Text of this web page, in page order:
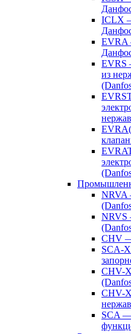
ICLX
EVRA
EVRS
из
NRVA
NRVS
CHV
SCA-
CHV-
CHV-
SCA —